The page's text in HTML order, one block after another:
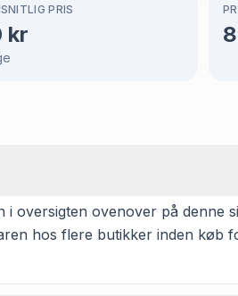
PRIS
kr
i oversigten ovenover på
hos flere butikker inden